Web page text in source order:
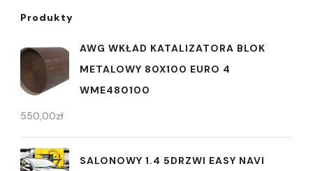
Produkty
AWG WKŁAD KATALIZATORA BLOK
METALOWY 80X100 EURO 4
WME480100
550,00zł
SALONOWY 1.4 5DRZWI EASY NAVI